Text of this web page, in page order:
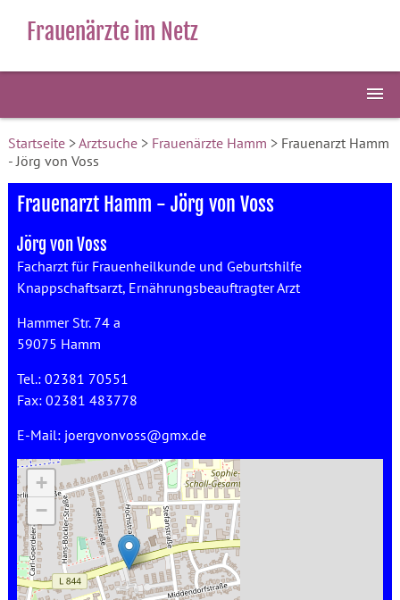
Frauenärzte im Netz
Startseite>Arztsuche> Frauenärzte Hamm > Frauenarzt Hamm
- Jörg von Voss
Frauenarzt Hamm - Jörg von Voss
Jörg von Voss
Facharzt für Frauenheilkunde und Geburtshilfe
Knappschaftsarzt, Ernährungsbeauftragter Arzt
Hammer Str. 74 a
59075 Hamm
Tel.: 02381 70551
Fax: 02381 483778
E-Mail: joergvonvoss@gmx.de
+
−